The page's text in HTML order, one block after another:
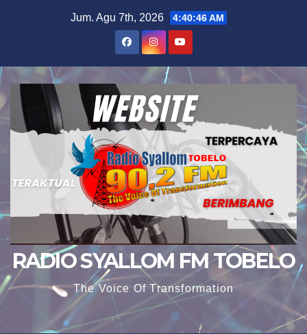
Jum. Agu 7th, 2026 4:40:47 AM
RADIO SYALLOM FM TOBELO
The Voice Of Transformation